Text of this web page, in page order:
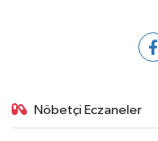
Nöbetçi Eczaneler